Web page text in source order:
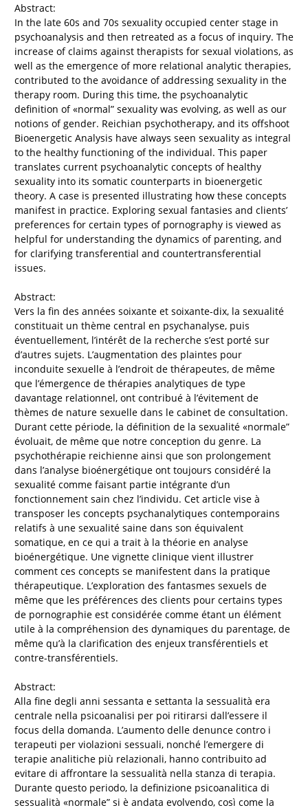
Abstract:
In the late 60s and 70s sexuality occupied center stage in
psychoanalysis and then retreated as a focus of inquiry. The
increase of claims against therapists for sexual violations, as
well as the emergence of more relational analytic therapies,
contributed to the avoidance of addressing sexuality in the
therapy room. During this time, the psychoanalytic
definition of «normal” sexuality was evolving, as well as our
notions of gender. Reichian psychotherapy, and its offshoot
Bioenergetic Analysis have always seen sexuality as integral
to the healthy functioning of the individual. This paper
translates current psychoanalytic concepts of healthy
sexuality into its somatic counterparts in bioenergetic
theory. A case is presented illustrating how these concepts
manifest in practice. Exploring sexual fantasies and clients’
preferences for certain types of pornography is viewed as
helpful for understanding the dynamics of parenting, and
for clarifying transferential and countertransferential
issues.
Abstract:
Vers la fin des années soixante et soixante-dix, la sexualité
constituait un thème central en psychanalyse, puis
éventuellement, l’intérêt de la recherche s’est porté sur
d’autres sujets. L’augmentation des plaintes pour
inconduite sexuelle à l’endroit de thérapeutes, de même
que l’émergence de thérapies analytiques de type
davantage relationnel, ont contribué à l’évitement de
thèmes de nature sexuelle dans le cabinet de consultation.
Durant cette période, la définition de la sexualité «normale”
évoluait, de même que notre conception du genre. La
psychothérapie reichienne ainsi que son prolongement
dans l’analyse bioénergétique ont toujours considéré la
sexualité comme faisant partie intégrante d’un
fonctionnement sain chez l’individu. Cet article vise à
transposer les concepts psychanalytiques contemporains
relatifs à une sexualité saine dans son équivalent
somatique, en ce qui a trait à la théorie en analyse
bioénergétique. Une vignette clinique vient illustrer
comment ces concepts se manifestent dans la pratique
thérapeutique. L’exploration des fantasmes sexuels de
même que les préférences des clients pour certains types
de pornographie est considérée comme étant un élément
utile à la compréhension des dynamiques du parentage, de
même qu’à la clarification des enjeux transférentiels et
contre-transférentiels.
Abstract:
Alla fine degli anni sessanta e settanta la sessualità era
centrale nella psicoanalisi per poi ritirarsi dall’essere il
focus della domanda. L’aumento delle denunce contro i
terapeuti per violazioni sessuali, nonché l’emergere di
terapie analitiche più relazionali, hanno contribuito ad
evitare di affrontare la sessualità nella stanza di terapia.
Durante questo periodo, la definizione psicoanalitica di
sessualità «normale” si è andata evolvendo, così come la